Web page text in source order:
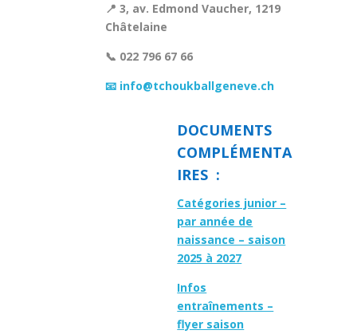
📍 3, av. Edmond Vaucher, 1219
Châtelaine
📞 022 796 67 66
📧 info@tchoukballgeneve.ch
DOCUMENTS
COMPLÉMENTA
IRES :
Catégories junior –
par année de
naissance – saison
2025 à 2027
Infos
entraînements –
flyer saison